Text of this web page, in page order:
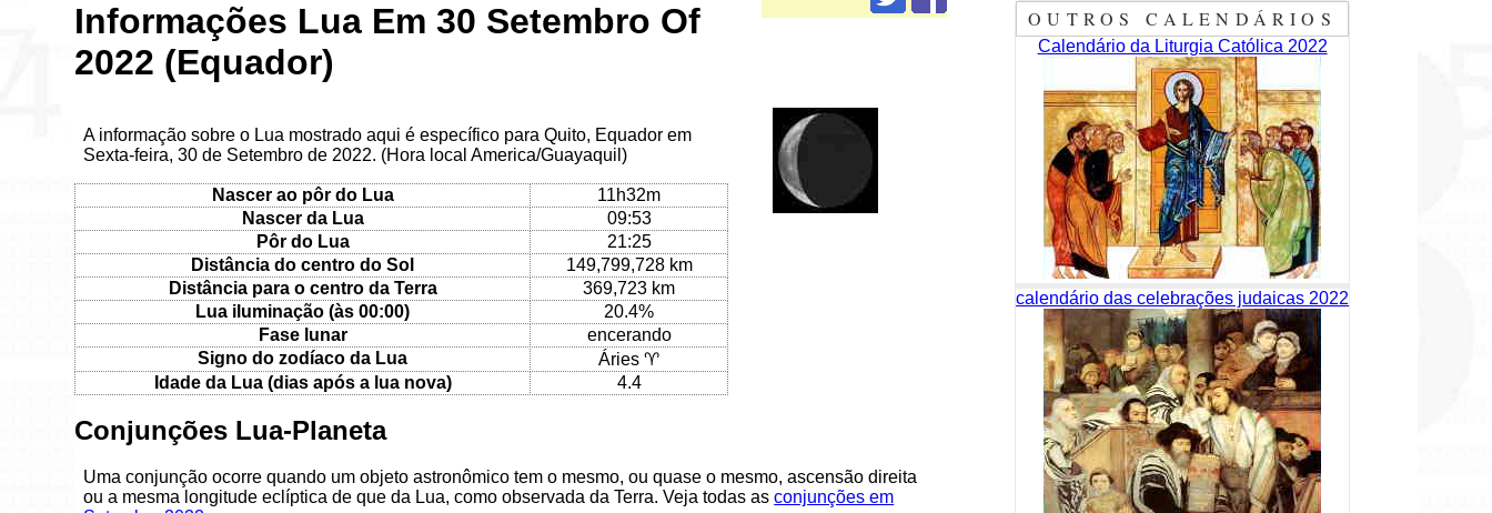
Informações Lua Em 30 Setembro Of
2022 (Equador)
A informação sobre o Lua mostrado aqui é específico para Quito, Equador em
Sexta-feira, 30 de Setembro de 2022. (Hora local America/Guayaquil)
Nascer ao pôr do Lua
11h32m
Nascer da Lua
09:53
Pôr do Lua
21:25
Distância do centro do Sol
149,799,728 km
Distância para o centro da Terra
369,723 km
Lua iluminação (às 00:00)
20.4%
Fase lunar
encerando
Signo do zodíaco da Lua
Áries ♈
Idade da Lua (dias após a lua nova)
4.4
Conjunções Lua-Planeta
Uma conjunção ocorre quando um objeto astronômico tem o mesmo, ou quase o mesmo, ascensão direita
ou a mesma longitude eclíptica de que da Lua, como observada da Terra. Veja todas asconjunções em
OUTROS CALENDÁRIOS
Calendário da Liturgia Católica 2022
calendário das celebrações judaicas 2022